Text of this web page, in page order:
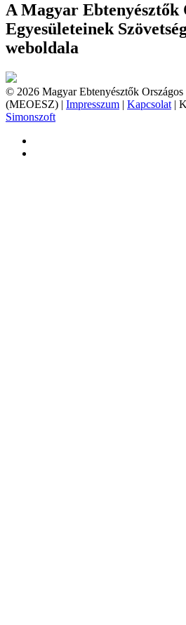
A Magyar Ebtenyésztők
Egyesületeinek
weboldala
© 2026 Magyar Ebtenyésztők Országos
(MEOESZ) | Impresszum | Kapcsolat |
Simonszoft